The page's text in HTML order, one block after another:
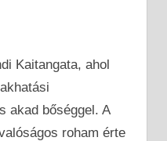
Kaitangata, ahol
akad bőséggel. A
roham érte